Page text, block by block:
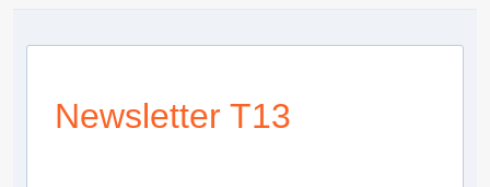
Newsletter T13